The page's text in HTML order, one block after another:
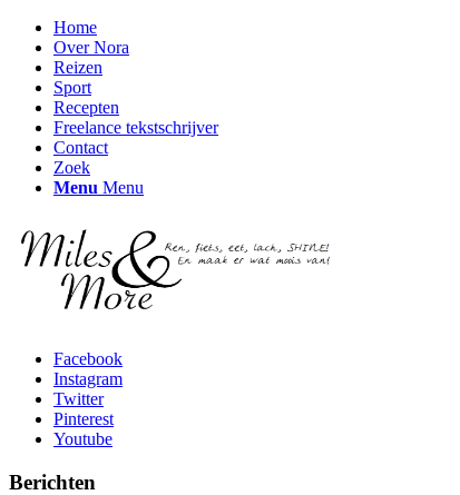
Home
Over Nora
Reizen
Sport
Recepten
Freelance tekstschrijver
Contact
Zoek
Menu Menu
Facebook
Instagram
Twitter
Pinterest
Youtube
Berichten